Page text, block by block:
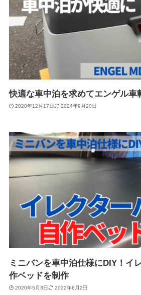
快適な車中泊を求めてエンゲル車
2020年12月17日 2024年9月20日
ミニバンを車中泊仕様にDIY！イ
作ベッドを制作
2020年5月3日 2022年6月2日